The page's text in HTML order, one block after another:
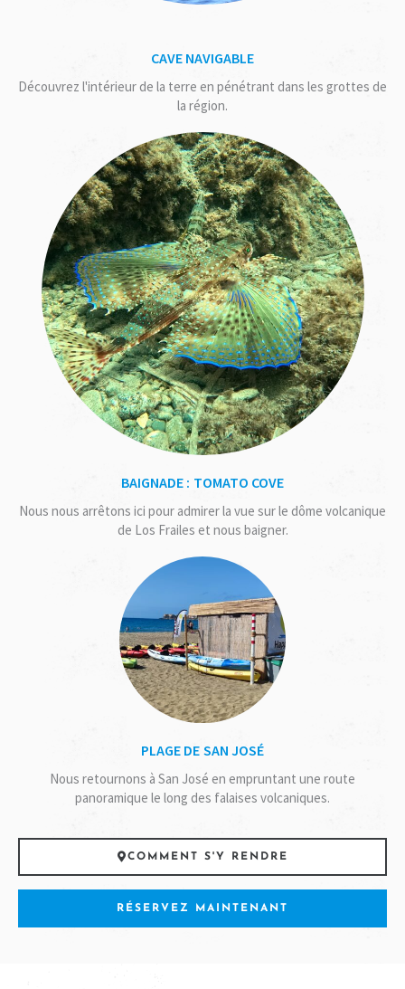
CAVE NAVIGABLE
Découvrez l'intérieur de la terre en pénétrant dans les grottes de
la région.
BAIGNADE : TOMATO COVE
Nous nous arrêtons ici pour admirer la vue sur le dôme volcanique
de Los Frailes et nous baigner.
PLAGE DE SAN JOSÉ
Nous retournons à San José en empruntant une route
panoramique le long des falaises volcaniques.
COMMENT S'Y RENDRE
RÉSERVEZ MAINTENANT